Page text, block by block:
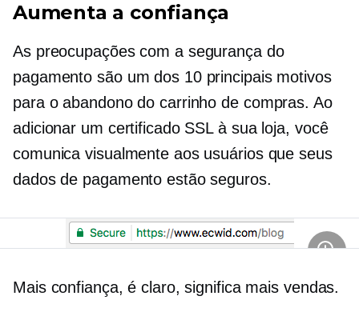
Aumenta a confiança
As preocupações com a segurança do
pagamento são um dos 10 principais motivos
para o abandono do carrinho de compras. Ao
adicionar um certificado SSL à sua loja, você
comunica visualmente aos usuários que seus
dados de pagamento estão seguros.
Mais confiança, é claro, significa mais vendas.